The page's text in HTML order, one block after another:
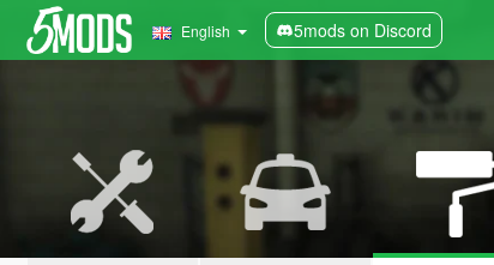
English 5mods on Discord